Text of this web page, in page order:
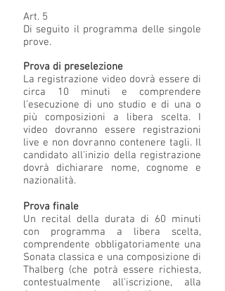
Art. 5
Di seguito il programma delle singole
prove.
Prova di preselezione
La registrazione video dovrà essere di
circa 10 minuti e comprendere
l’esecuzione di uno studio e di una o
più composizioni a libera scelta. I
video dovranno essere registrazioni
live e non dovranno contenere tagli. Il
candidato all'inizio della registrazione
dovrà dichiarare nome, cognome e
nazionalità.
Prova finale
Un recital della durata di 60 minuti
con programma a libera scelta,
comprendente obbligatoriamente una
Sonata classica e una composizione di
Thalberg (che potrà essere richiesta,
contestualmente all'iscrizione, alla